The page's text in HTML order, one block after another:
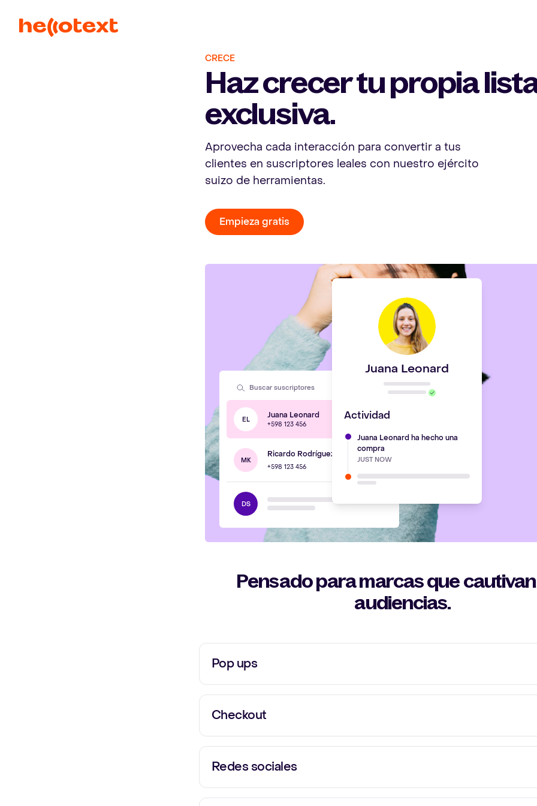
CRECE
Haz crecer tu propia
exclusiva.
Aprovecha cada interacción para convertir a tus
clientes en suscriptores leales con nuestro ejército
suizo de herramientas.
Empieza gratis
Buscar suscriptores
EL Juana Leonard
+598 123 456
MK
Ricardo Rodríguez
+598 123 456
DS
Juana Leonard
Actividad
Juana Leonard ha hecho una
compra
JUST NOW
Pensado para marcas que
audiencias.
Pop ups
¡Crea hermosos pop ups responsivos con nuestras múltiples
convierte hasta el 15% de tus visitantes en suscriptores!
20
Checkout
Deja que los visitantes se suscriban en la página de pago cuando
su número de teléfono. Fácil de integrar con Shopify y otras
Redes sociales
Convierte a tus seguidores en suscriptores con nuestro método de
de doble toque de alta conversión.